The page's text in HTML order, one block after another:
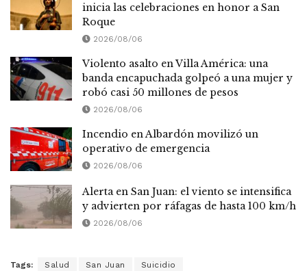
inicia las celebraciones en honor a San
Roque
2026/08/06
Violento asalto en Villa América: una
banda encapuchada golpeó a una mujer y
robó casi 50 millones de pesos
2026/08/06
Incendio en Albardón movilizó un
operativo de emergencia
2026/08/06
Alerta en San Juan: el viento se intensifica
y advierten por ráfagas de hasta 100 km/h
2026/08/06
Tags: Salud San Juan Suicidio